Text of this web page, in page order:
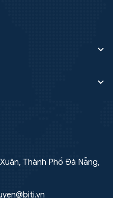
Thành Phố Đà Nẵng,